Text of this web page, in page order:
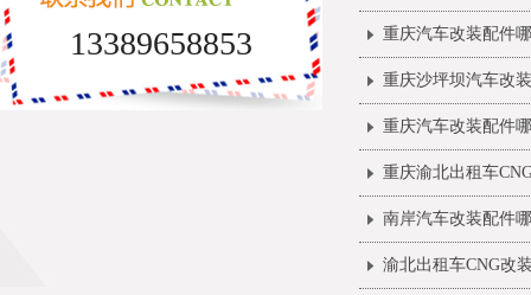
13389658853 重庆汽车改装配件
重庆沙坪坝汽车改
重庆汽车改装配件
重庆渝北出租车
南岸汽车改装配件
渝北出租车CNG改